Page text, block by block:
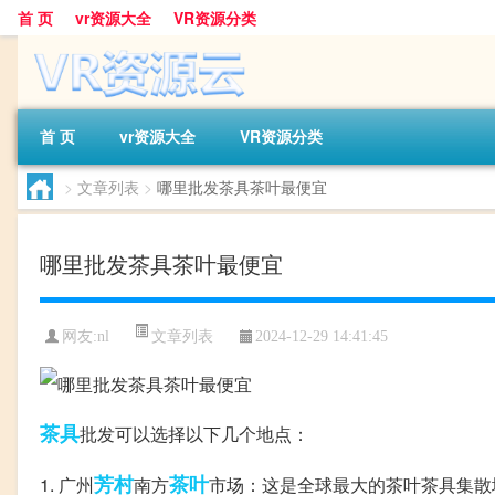
首 页 vr资源大全 VR资源分类
首 页 vr资源大全 VR资源分类
> 文章列表 > 哪里批发茶具茶叶最便宜
哪里批发茶具茶叶最便宜
网友:nl 文章列表 2024-12-29 14:41:45
茶具批发可以选择以下几个地点：
1. 广州芳村南方茶叶市场：这是全球最大的茶叶茶具集